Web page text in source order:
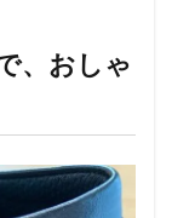
、おしゃ